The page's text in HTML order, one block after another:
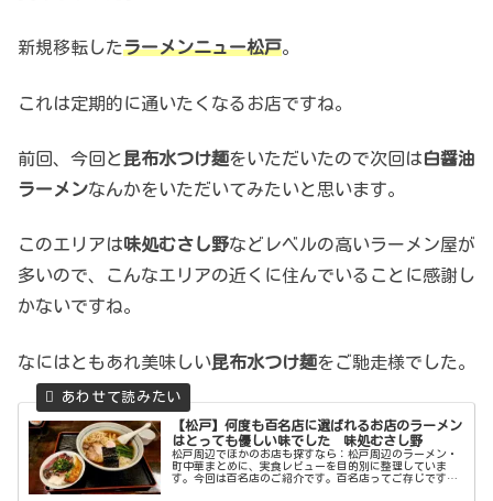
新規移転したラーメンニュー松戸。
これは定期的に通いたくなるお店ですね。
前回、今回と 昆布水つけ麺をいただいたので次回は白醤油
ラーメンなんかをいただいてみたいと思います。
このエリアは味処むさし野などレベルの高いラーメン屋が
多いので、こんなエリアの近くに住んでいることに感謝し
かないですね。
なにはともあれ美味しい昆布水つけ麺をご馳走様でした。
【松戸】何度も百名店に選ばれるお店のラーメン
はとっても優しい味でした 味処むさし野
松戸周辺でほかのお店も探すなら：松戸周辺のラーメン・
町中華まとめに、実食レビューを目的別に整理していま
す。今回は百名店のご紹介です。百名店ってご存じです